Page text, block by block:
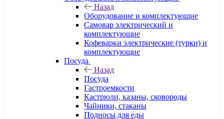
Назад
Оборудование и комплектующие
Самовар электрический и
комплектующие
Кофеварки электрические (турки) и
комплектующие
Посуда
Назад
Посуда
Гастроемкости
Кастрюли, казаны, сковороды
Чайники, стаканы
Подносы для еды